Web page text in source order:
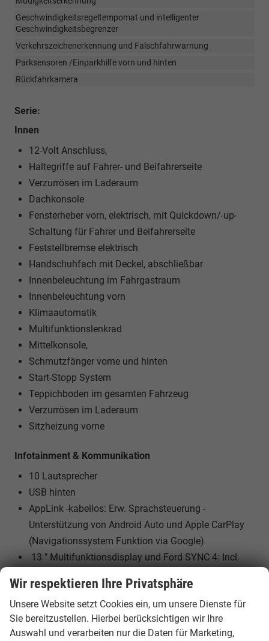
Geschwindigkeitsregeltempomat und intelligenter
Geschwindigkeitsbegrenzer
Verkehrszeichenerkennung und Falschfahrwarnung
Parksensoren /Einparkhilfe vorn und hinten
Rückfahrkamera
Serie:
Innen
12-Volt Anschluss,
Haltegriffe auf Fahrer- und Beifahrerseite
Verzurrösen im Laderaum
Dachkonsole
Fensterheber vorn, elektrisch, mit Quickdown/-up-
Schaltung für Fahrer und Beifahrerseite
Feststellbremse elektrisch
Handschuhfach mit Deckel, abschließbar
Innenbeleuchtung im Fahrgastraum
Innenbeleuchtung vorn
Klimaautomatik
Multifunktionslenkrad
Mittelkonsole,
Schmutzfänger vorne und hinten
Start-Stopp System
Teppichboden im gesamten Fahrzeug
Verzurrösen im Laderaum
Sitzheizung vorne
Infotainment & Kommunikation
10 Lautsprecher
USB hinten
AppLink -kabellos: Erw. Sprachsteuerung -
Unterstützung von Android Auto und Apple CarPlay
(Navigationssystem Funktion via Google)
13 " Multifunktionsdisplay und Ford SYNC 4: Incl.
Connect - Integriertes Bedienfeld und Audio-
Fernbedienung am Lenkrad
Ford Pass Connect
Wir respektieren Ihre Privatsphäre
Unsere Website setzt Cookies ein, um unsere Dienste für
Sie bereitzustellen. Hierbei berücksichtigen wir Ihre
Auswahl und verarbeiten nur die Daten für Marketing,